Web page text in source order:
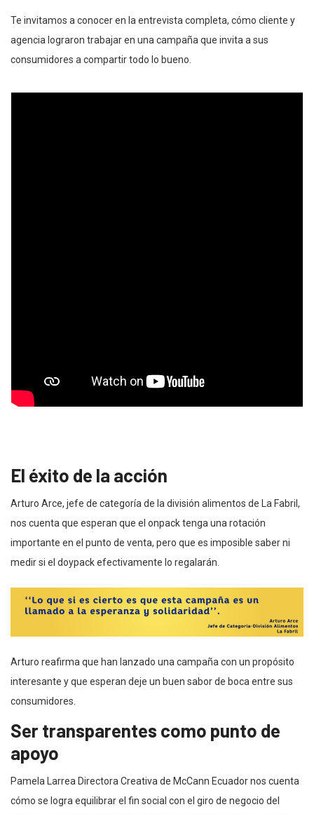
Te invitamos a conocer en la entrevista completa, cómo cliente y
agencia lograron trabajar en una campaña que invita a sus
consumidores a compartir todo lo bueno.
El éxito de la acción
Arturo Arce, jefe de categoría de la división alimentos de La Fabril,
nos cuenta que esperan que el onpack tenga una rotación
importante en el punto de venta, pero que es imposible saber ni
medir si el doypack efectivamente lo regalarán.
Arturo reafirma que han lanzado una campaña con un propósito
interesante y que esperan deje un buen sabor de boca entre sus
consumidores.
Ser transparentes como punto de
apoyo
Pamela Larrea Directora Creativa de McCann Ecuador nos cuenta
cómo se logra equilibrar el fin social con el giro de negocio del